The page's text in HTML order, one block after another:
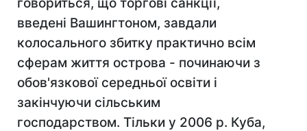
введені Вашингтоном, завдали
колосального збитку практично всім
сферам життя острова - починаючи з
обов'язкової середньої освіти і
закінчуючи сільським
господарством. Тільки у 2006 р. Куба,